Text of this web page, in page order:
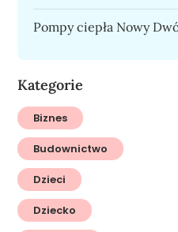
Pompy ciepła Nowy
Kategorie
Biznes
Budownictwo
Dzieci
Dziecko